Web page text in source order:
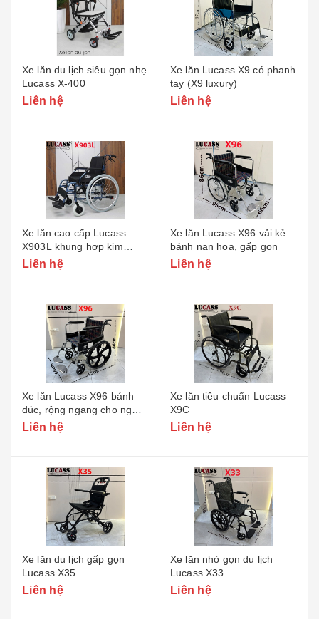
Xe lăn du lịch siêu gọn nhẹ
Lucass X-400
Liên hệ
Xe lăn Lucass X9 có phanh
tay (X9 luxury)
Liên hệ
Xe lăn cao cấp Lucass
X903L khung hợp kim
nhôm
Liên hệ
Xe lăn Lucass X96 vải kẻ
bánh nan hoa, gấp gọn
Liên hệ
Xe lăn Lucass X96 bánh
đúc, rộng ngang cho người
to béo
Liên hệ
Xe lăn tiêu chuẩn Lucass
X9C
Liên hệ
Xe lăn du lịch gấp gọn
Lucass X35
Liên hệ
Xe lăn nhỏ gọn du lịch
Lucass X33
Liên hệ